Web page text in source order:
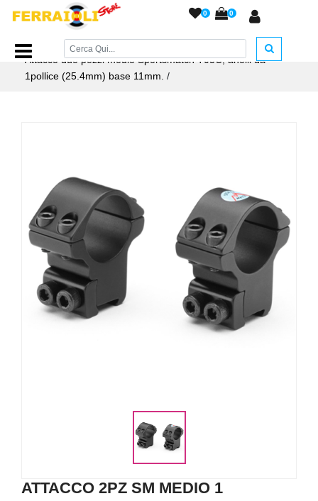
0 0
Home Page/ACCESSORI ARMERIA/Attacchi e Accessori
Attacco due pezzi medio Sportsmatch T03C, anelli da
1pollice (25.4mm) base 11mm. /
ATTACCO 2PZ SM MEDIO 1